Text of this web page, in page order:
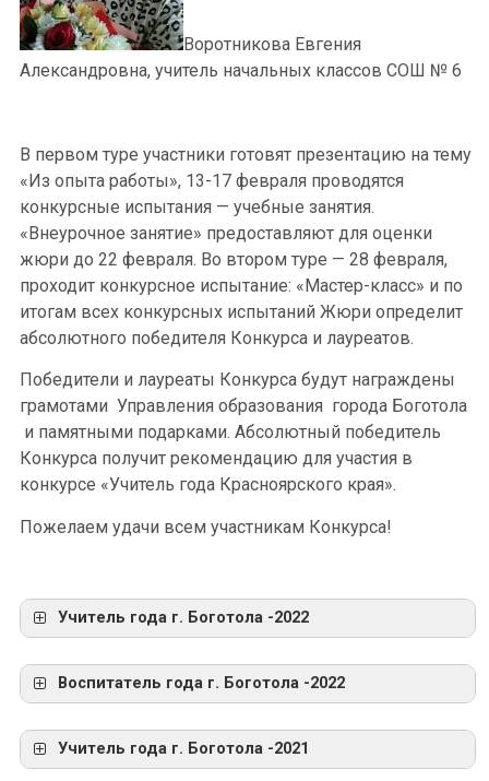
Воротникова Евгения
Александровна, учитель начальных классов СОШ № 6
В первом туре участники готовят презентацию на тему
«Из опыта работы», 13-17 февраля проводятся
конкурсные испытания — учебные занятия.
«Внеурочное занятие» предоставляют для оценки
жюри до 22 февраля. Во втором туре — 28 февраля,
проходит конкурсное испытание: «Мастер-класс» и по
итогам всех конкурсных испытаний Жюри определит
абсолютного победителя Конкурса и лауреатов.
Победители и лауреаты Конкурса будут награждены
грамотами Управления образования города Боготола
и памятными подарками. Абсолютный победитель
Конкурса получит рекомендацию для участия в
конкурсе «Учитель года Красноярского края».
Пожелаем удачи всем участникам Конкурса!
Учитель года г. Боготола -2022
Воспитатель года г. Боготола -2022
Учитель года г. Боготола -2021